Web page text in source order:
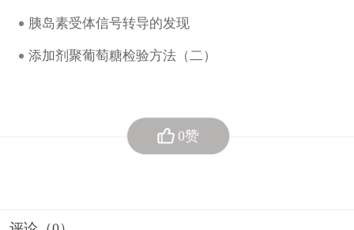
胰岛素受体信号转导的发现
添加剂聚葡萄糖检验方法（二）
0赞